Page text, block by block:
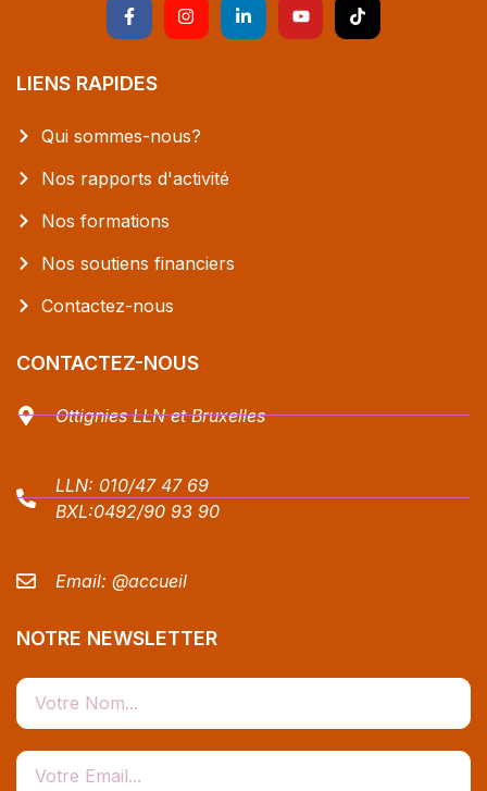
LIENS RAPIDES
Qui sommes-nous?
Nos rapports d'activité
Nos formations
Nos soutiens financiers
Contactez-nous
CONTACTEZ-NOUS
Ottignies LLN et Bruxelles
LLN: 010/47 47 69
BXL:0492/90 93 90
Email: @accueil
NOTRE NEWSLETTER